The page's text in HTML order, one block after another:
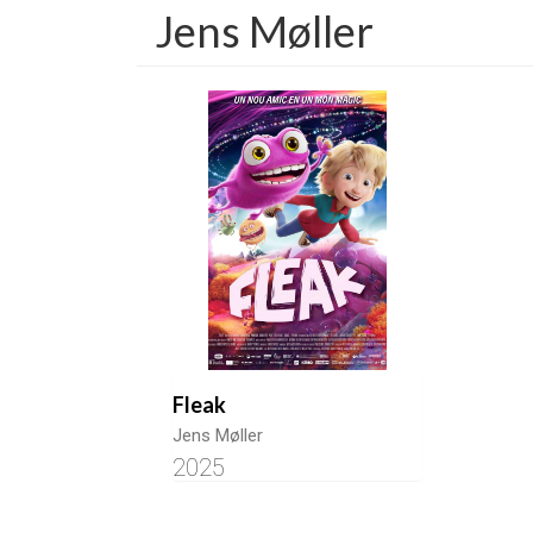
Jens Møller
Fleak
Jens Møller
2025